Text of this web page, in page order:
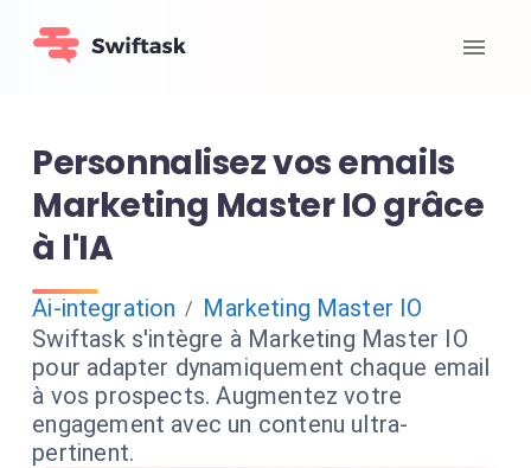
Personnalisez vos emails
Marketing Master IO grâce
à l'IA
Ai-integration / Marketing Master IO
Swiftask s'intègre à Marketing Master IO
pour adapter dynamiquement chaque email
à vos prospects. Augmentez votre
engagement avec un contenu ultra-
pertinent.